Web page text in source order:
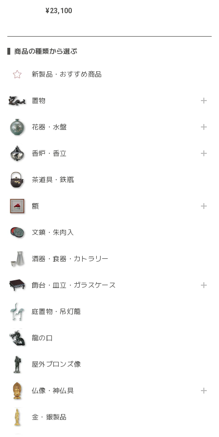
商品の種類から選ぶ
新製品・おすすめ商品
置物
花器・水盤
香炉・香立
茶道具・鉄瓶
額
文鎮・朱肉入
酒器・食器・カトラリー
飾台・皿立・ガラスケース
庭置物・吊灯籠
龍の口
屋外ブロンズ像
仏像・神仏具
金・銀製品
¥23,100